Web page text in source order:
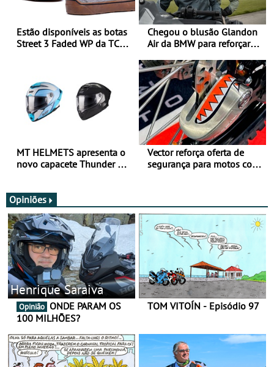
Estão disponíveis as botas
Street 3 Faded WP da TCX
Chegou o blusão Glandon
Air da BMW para reforçar
verão
MT HELMETS apresenta o
novo capacete Thunder 4 R
Vector reforça oferta de
segurança para motos com
Opiniões
Henrique Saraiva
Opinião
100 MILHÕES?
TOM VITOÍN - Episódio 97